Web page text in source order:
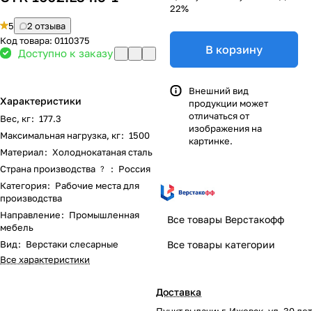
5
2 отзыва
Код товара: 0110375
Доступно к заказу
Характеристики
Вес, кг: 177.3
Максимальная нагрузка, кг: 1500
Материал: Холоднокатаная сталь
Страна производства ? : Россия
Категория: Рабочие места для
производства
Направление: Промышленная
мебель
Вид: Верстаки слесарные
Все характеристики
22%
В корзину
Внешний вид
продукции может
отличаться от
изображения на
картинке.
Все товары Верстакофф
Все товары категории
Доставка